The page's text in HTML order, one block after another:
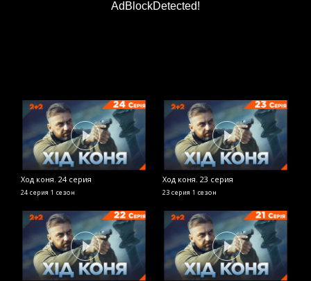
AdBlockDetected!
Ход коня. 24 серия
24 серия 1 сезон
Ход коня. 23 серия
23 серия 1 сезон